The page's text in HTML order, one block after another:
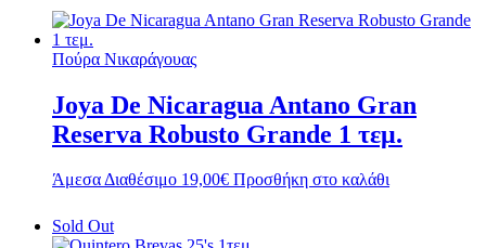
Πούρα Νικαράγουας
Joya De Nicaragua Antano Gran
Reserva Robusto Grande 1 τεμ.
Άμεσα Διαθέσιμο 19,00€ Προσθήκη στο καλάθι
Sold Out